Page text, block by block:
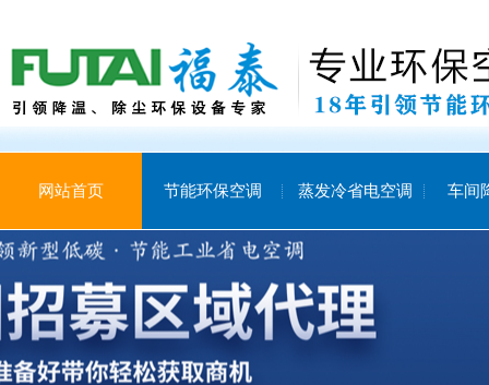
网站首页 节能环保空调 蒸发冷省电空调 车间